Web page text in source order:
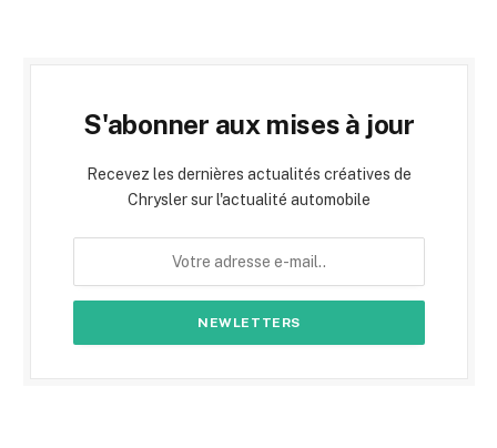
S'abonner aux mises à jour
Recevez les dernières actualités créatives de
Chrysler sur l'actualité automobile